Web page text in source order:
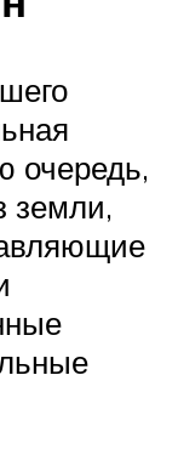
очередь,
земли,